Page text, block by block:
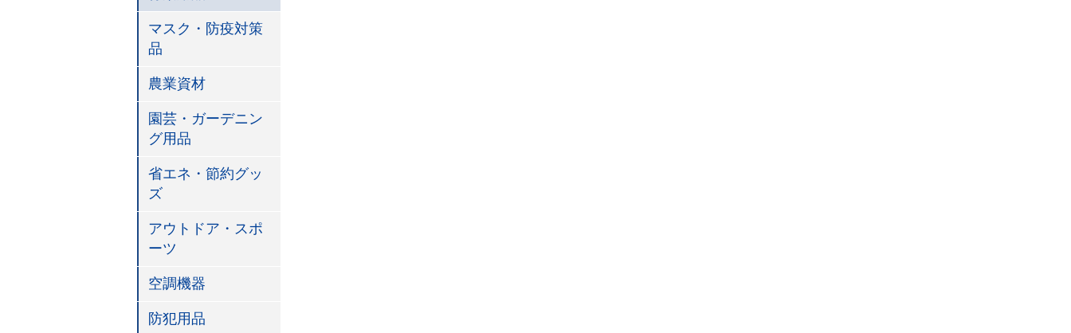
マスク・防疫対策
品
農業資材
園芸・ガーデニン
グ用品
省エネ・節約グッ
ズ
アウトドア・スポ
ーツ
空調機器
防犯用品